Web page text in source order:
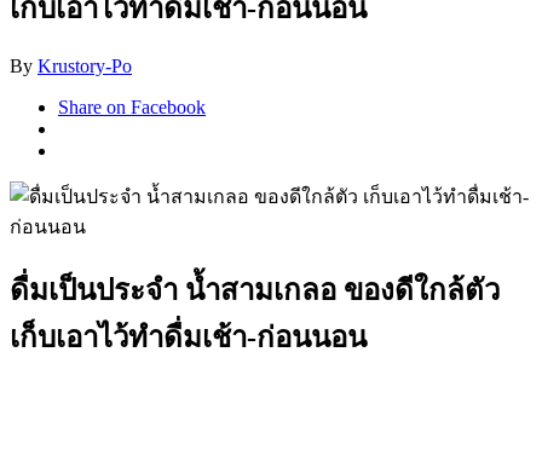
เก็บเอาไว้ทำดื่มเช้า-ก่อนนอน
By Krustory-Po
Share on Facebook
ดื่มเป็นประจำ น้ำสามเกลอ ของดีใกล้ตัว
เก็บเอาไว้ทำดื่มเช้า-ก่อนนอน